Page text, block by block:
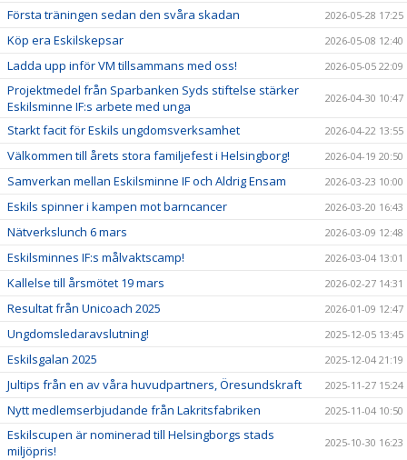
Första träningen sedan den svåra skadan 2026-05-28 17:25
Köp era Eskilskepsar 2026-05-08 12:40
Ladda upp inför VM tillsammans med oss! 2026-05-05 22:09
Projektmedel från Sparbanken Syds stiftelse stärker
Eskilsminne IF:s arbete med unga
2026-04-30 10:47
Starkt facit för Eskils ungdomsverksamhet 2026-04-22 13:55
Välkommen till årets stora familjefest i Helsingborg! 2026-04-19 20:50
Samverkan mellan Eskilsminne IF och Aldrig Ensam 2026-03-23 10:00
Eskils spinner i kampen mot barncancer 2026-03-20 16:43
Nätverkslunch 6 mars 2026-03-09 12:48
Eskilsminnes IF:s målvaktscamp! 2026-03-04 13:01
Kallelse till årsmötet 19 mars 2026-02-27 14:31
Resultat från Unicoach 2025 2026-01-09 12:47
Ungdomsledaravslutning! 2025-12-05 13:45
Eskilsgalan 2025 2025-12-04 21:19
Jultips från en av våra huvudpartners, Öresundskraft 2025-11-27 15:24
Nytt medlemserbjudande från Lakritsfabriken 2025-11-04 10:50
Eskilscupen är nominerad till Helsingborgs stads
miljöpris!
2025-10-30 16:23